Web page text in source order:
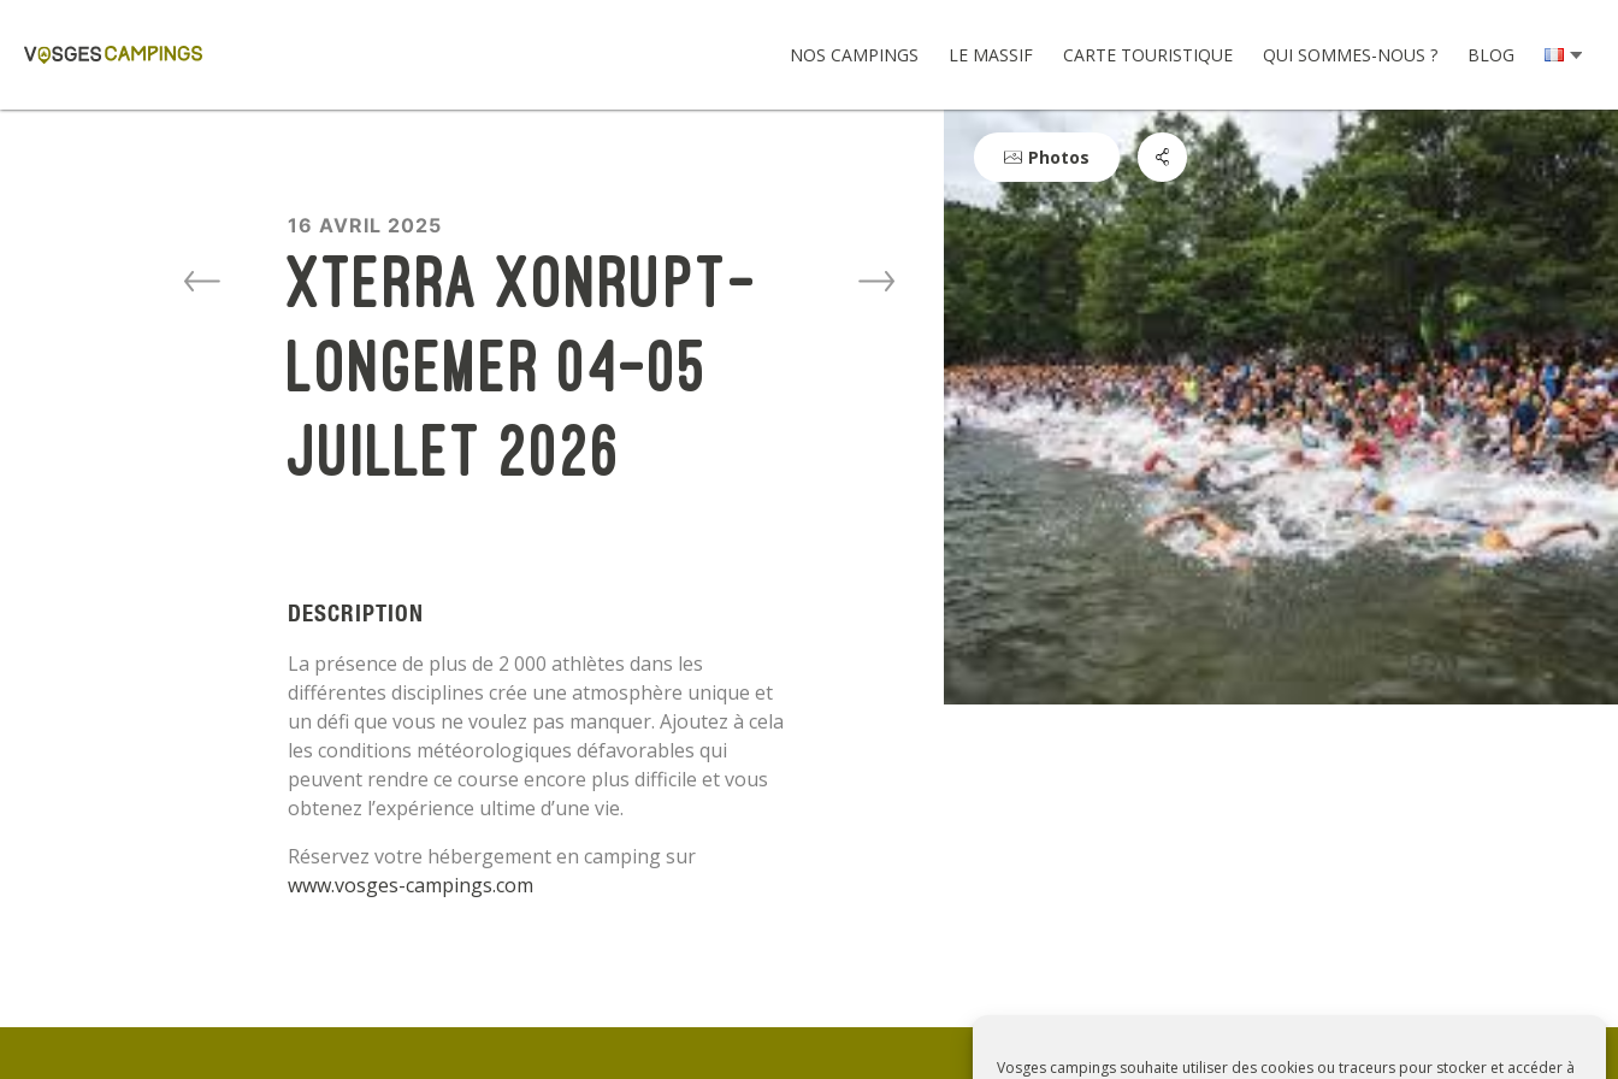
Vosges campings souhaite utiliser des cookies ou traceurs pour stocker et accéder à
NOS CAMPINGS LE MASSIF CARTE TOURISTIQUE QUI SOMMES-NOUS ? BLOG
16 AVRIL 2025
XTERRA Xonrupt-
Longemer 04-05
juillet 2026
DESCRIPTION
La présence de plus de 2 000 athlètes dans les
différentes disciplines crée une atmosphère unique et
un défi que vous ne voulez pas manquer. Ajoutez à cela
les conditions météorologiques défavorables qui
peuvent rendre ce course encore plus difficile et vous
obtenez l’expérience ultime d’une vie.
Réservez votre hébergement en camping sur
www.vosges-campings.com
Photos